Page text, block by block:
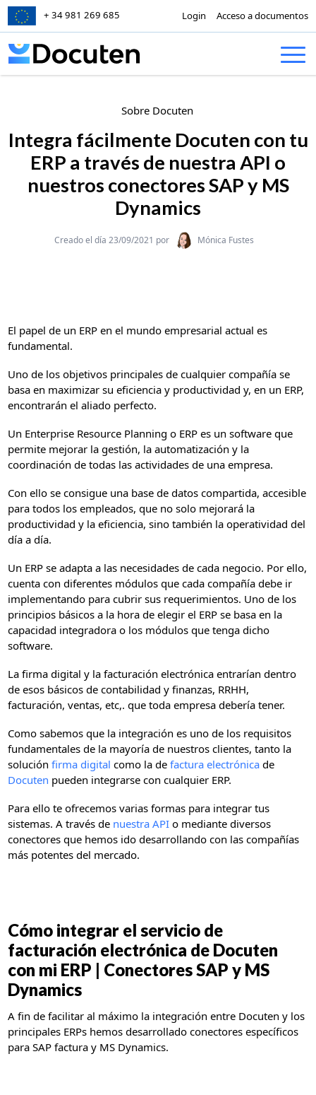
+ 34 981 269 685 Login Acceso a documentos
Skip to content
Sobre Docuten
Integra fácilmente Docuten con tu
ERP a través de nuestra API o
nuestros conectores SAP y MS
Dynamics
Categories
Creado el día 23/09/2021 por Mónica Fustes
El papel de un ERP en el mundo empresarial actual es
fundamental.
Uno de los objetivos principales de cualquier compañía se
basa en maximizar su eficiencia y productividad y, en un ERP,
encontrarán el aliado perfecto.
Un Enterprise Resource Planning o ERP es un software que
permite mejorar la gestión, la automatización y la
coordinación de todas las actividades de una empresa.
Con ello se consigue una base de datos compartida, accesible
para todos los empleados, que no solo mejorará la
productividad y la eficiencia, sino también la operatividad del
día a día.
Un ERP se adapta a las necesidades de cada negocio. Por ello,
cuenta con diferentes módulos que cada compañía debe ir
implementando para cubrir sus requerimientos. Uno de los
principios básicos a la hora de elegir el ERP se basa en la
capacidad integradora o los módulos que tenga dicho
software.
La firma digital y la facturación electrónica entrarían dentro
de esos básicos de contabilidad y finanzas, RRHH,
facturación, ventas, etc,. que toda empresa debería tener.
Como sabemos que la integración es uno de los requisitos
fundamentales de la mayoría de nuestros clientes, tanto la
soluciónfirma digitalcomo la defactura electrónica de
Docuten pueden integrarse con cualquier ERP.
Para ello te ofrecemos varias formas para integrar tus
sistemas. A través de nuestra APIo mediante diversos
conectores que hemos ido desarrollando con las compañías
más potentes del mercado.
Cómo integrar el servicio de
facturación electrónica de Docuten
con mi ERP | Conectores SAP y MS
Dynamics
A fin de facilitar al máximo la integración entre Docuten y los
principales ERPs hemos desarrollado conectores específicos
para SAP factura y MS Dynamics.